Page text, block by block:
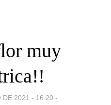
muy
DE 2021 - 16:20 -